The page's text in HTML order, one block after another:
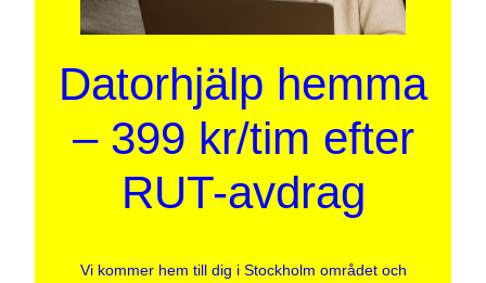
Datorhjälp hemma
– 399 kr/tim efter
RUT-avdrag
Vi kommer hem till dig i Stockholm området och